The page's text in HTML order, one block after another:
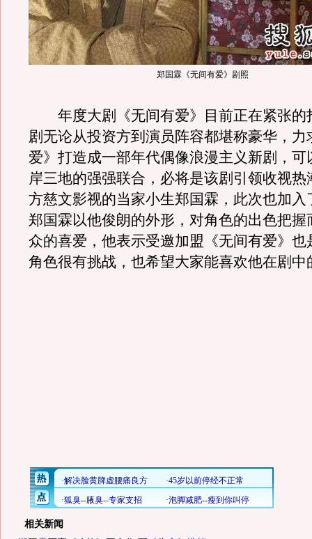
郑国霖《无间有爱》剧照
年度大剧《无间有爱》目前正在紧张的
剧无论从投资方到演员阵容都堪称豪华，力
爱》打造成一部年代偶像浪漫主义新剧，可
岸三地的强强联合，必将是该剧引领收视热
方慈文影视的当家小生郑国霖，此次也加入
郑国霖以他俊朗的外形，对角色的出色把握
众的喜爱，他表示受邀加盟《无间有爱》也
角色很有挑战，也希望大家能喜欢他在剧中
相关新闻